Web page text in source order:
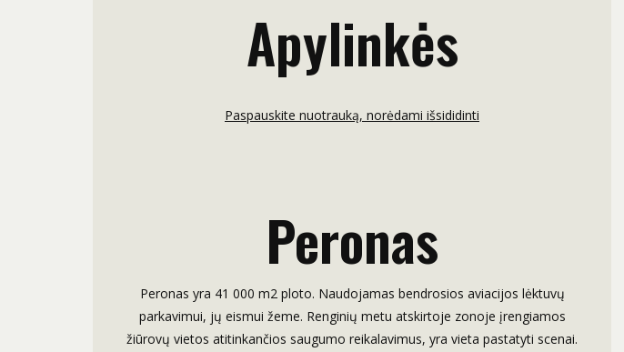
Apylinkės
Paspauskite nuotrauką, norėdami išsididinti
Peronas
Peronas yra 41 000 m2 ploto. Naudojamas bendrosios aviacijos lėktuvų
parkavimui, jų eismui žeme. Renginių metu atskirtoje zonoje įrengiamos
žiūrovų vietos atitinkančios saugumo reikalavimus, yra vieta pastatyti scenai.